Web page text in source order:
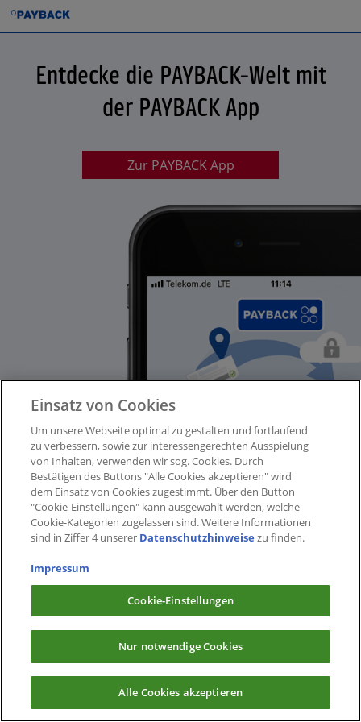
Entdecke die PAYBACK-Welt mit
der PAYBACK App
Zur PAYBACK App
Einsatz von Cookies
Um unsere Webseite optimal zu gestalten und fortlaufend
zu verbessern, sowie zur interessengerechten Ausspielung
von Inhalten, verwenden wir sog. Cookies. Durch
Bestätigen des Buttons "Alle Cookies akzeptieren" wird
dem Einsatz von Cookies zugestimmt. Über den Button
"Cookie-Einstellungen" kann ausgewählt werden, welche
Cookie-Kategorien zugelassen sind. Weitere Informationen
sind in Ziffer 4 unserer Datenschutzhinweise zu finden.
Impressum
Cookie-Einstellungen
Nur notwendige Cookies
Alle Cookies akzeptieren